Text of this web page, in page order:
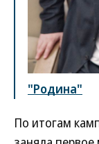
"Родина"
По итогам